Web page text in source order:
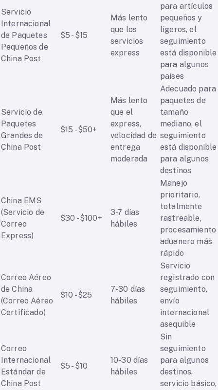
Servicio
Internacional
de Paquetes
Pequeños de
China Post
$5 - $15
Más lento
que los
servicios
express
para artículos
pequeños y
ligeros, el
seguimiento
está disponible
para algunos
países
Servicio de
Paquetes
Grandes de
China Post
$15 - $50+
Más lento
que el
express,
velocidad de
entrega
moderada
Adecuado para
paquetes de
tamaño
mediano, el
seguimiento
está disponible
para algunos
destinos
China EMS
(Servicio de
Correo
Express)
$30 - $100+
3-7 días
hábiles
Manejo
prioritario,
totalmente
rastreable,
procesamiento
aduanero más
rápido
Correo Aéreo
de China
(Correo Aéreo
Certificado)
$10 - $25
7-30 días
hábiles
Servicio
registrado con
seguimiento,
envío
internacional
asequible
Correo
Internacional
Estándar de
China Post
$5 - $10
10-30 días
hábiles
Sin
seguimiento
para algunos
destinos,
servicio básico,